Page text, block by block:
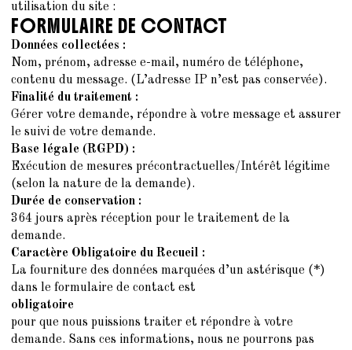
utilisation du site :
FORMULAIRE DE CONTACT
Données collectées :
Nom, prénom, adresse e-mail, numéro de téléphone,
contenu du message. (L’adresse IP n’est pas conservée).
Finalité du traitement :
Gérer votre demande, répondre à votre message et assurer
le suivi de votre demande.
Base légale (RGPD) :
Exécution de mesures précontractuelles/Intérêt légitime
(selon la nature de la demande).
Durée de conservation :
364 jours après réception pour le traitement de la
demande.
Caractère Obligatoire du Recueil :
La fourniture des données marquées d’un astérisque (*)
dans le formulaire de contact est
obligatoire
pour que nous puissions traiter et répondre à votre
demande. Sans ces informations, nous ne pourrons pas